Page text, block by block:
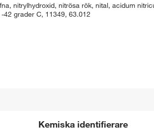
nitrylhydroxid, nitrösa rök, nital, acidum
42 grader C, 11349, 63.012
Kemiska identifierare